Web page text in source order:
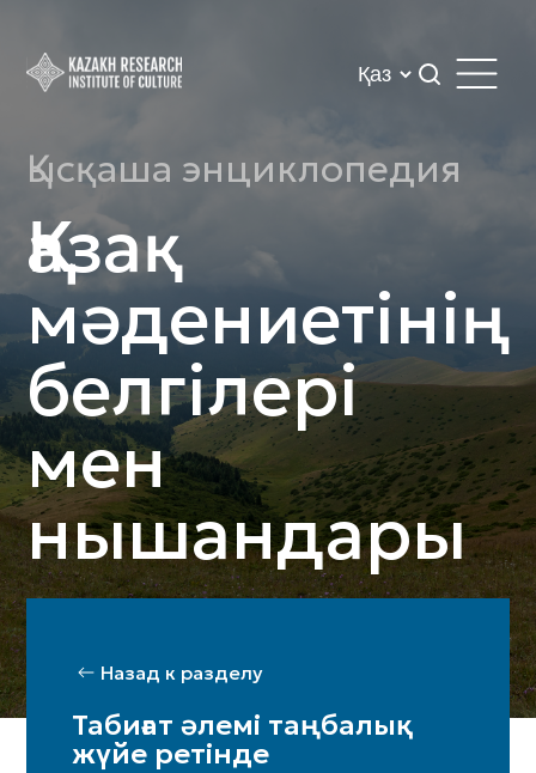
Қысқаша энциклопедия
Қазақ
мәдениетінің
белгілері
мен
нышандары
Назад к разделу
Табиғат әлемі таңбалық
жүйе ретінде